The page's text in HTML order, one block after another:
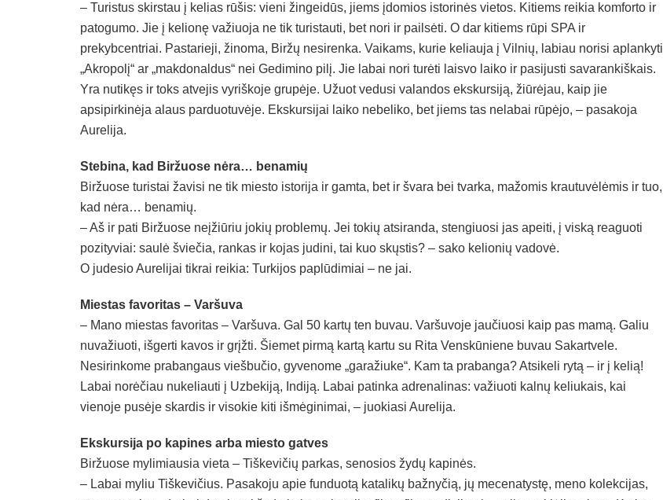
– Turistus skirstau į kelias rūšis: vieni žingeidūs, jiems įdomios istorinės vietos. Kitiems reikia komforto ir
patogumo. Jie į kelionę važiuoja ne tik turistauti, bet nori ir pailsėti. O dar kitiems rūpi SPA ir
prekybcentriai. Pastarieji, žinoma, Biržų nesirenka. Vaikams, kurie keliauja į Vilnių, labiau norisi aplankyti
„Akropolį“ ar „makdonaldus“ nei Gedimino pilį. Jie labai nori turėti laisvo laiko ir pasijusti savarankiškais.
Yra nutikęs ir toks atvejis vyriškoje grupėje. Užuot vedusi valandos ekskursiją, žiūrėjau, kaip jie
apsipirkinėja alaus parduotuvėje. Ekskursijai laiko nebeliko, bet jiems tas nelabai rūpėjo, – pasakoja
Aurelija.
Stebina, kad Biržuose nėra… benamių
Biržuose turistai žavisi ne tik miesto istorija ir gamta, bet ir švara bei tvarka, mažomis krautuvėlėmis ir tuo,
kad nėra… benamių.
– Aš ir pati Biržuose neįžiūriu jokių problemų. Jei tokių atsiranda, stengiuosi jas apeiti, į viską reaguoti
pozityviai: saulė šviečia, rankas ir kojas judini, tai kuo skųstis? – sako kelionių vadovė.
O judesio Aurelijai tikrai reikia: Turkijos paplūdimiai – ne jai.
Miestas favoritas – Varšuva
– Mano miestas favoritas – Varšuva. Gal 50 kartų ten buvau. Varšuvoje jaučiuosi kaip pas mamą. Galiu
nuvažiuoti, išgerti kavos ir grįžti. Šiemet pirmą kartą kartu su Rita Venskūniene buvau Sakartvele.
Nesirinkome prabangaus viešbučio, gyvenome „garažiuke“. Kam ta prabanga? Atsikeli rytą – ir į kelią!
Labai norėčiau nukeliauti į Uzbekiją, Indiją. Labai patinka adrenalinas: važiuoti kalnų keliukais, kai
vienoje pusėje skardis ir visokie kiti išmėginimai, – juokiasi Aurelija.
Ekskursija po kapines arba miesto gatves
Biržuose mylimiausia vieta – Tiškevičių parkas, senosios žydų kapinės.
– Labai myliu Tiškevičius. Pasakoju apie funduotą katalikų bažnyčią, jų mecenatystę, meno kolekcijas,